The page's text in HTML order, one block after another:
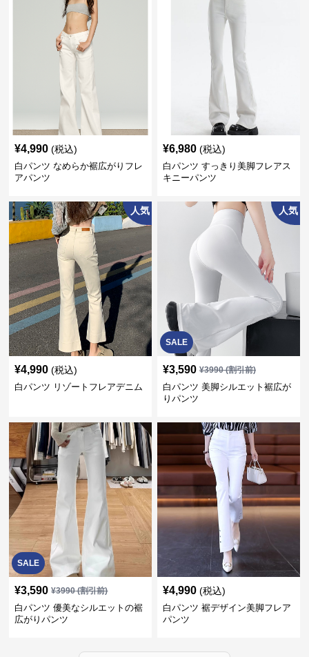
¥4,990 (税込)
白パンツ なめらか裾広がりフレ
アパンツ
¥6,980 (税込)
白パンツ すっきり美脚フレアス
キニーパンツ
人気
¥4,990 (税込)
白パンツ リゾートフレアデニム
SALE
人気
¥3,590 ¥3990(割引前)
白パンツ 美脚シルエット裾広が
りパンツ
SALE
¥3,590 ¥3990(割引前)
白パンツ 優美なシルエットの裾
広がりパンツ
¥4,990 (税込)
白パンツ 裾デザイン美脚フレア
パンツ